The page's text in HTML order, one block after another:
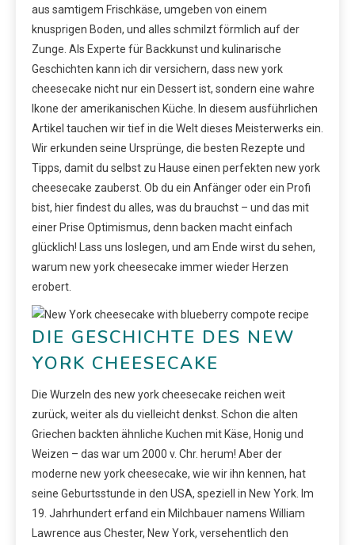
aus samtigem Frischkäse, umgeben von einem
knusprigen Boden, und alles schmilzt förmlich auf der
Zunge. Als Experte für Backkunst und kulinarische
Geschichten kann ich dir versichern, dass new york
cheesecake nicht nur ein Dessert ist, sondern eine wahre
Ikone der amerikanischen Küche. In diesem ausführlichen
Artikel tauchen wir tief in die Welt dieses Meisterwerks ein.
Wir erkunden seine Ursprünge, die besten Rezepte und
Tipps, damit du selbst zu Hause einen perfekten new york
cheesecake zauberst. Ob du ein Anfänger oder ein Profi
bist, hier findest du alles, was du brauchst – und das mit
einer Prise Optimismus, denn backen macht einfach
glücklich! Lass uns loslegen, und am Ende wirst du sehen,
warum new york cheesecake immer wieder Herzen
erobert.
DIE GESCHICHTE DES NEW
YORK CHEESECAKE
Die Wurzeln des new york cheesecake reichen weit
zurück, weiter als du vielleicht denkst. Schon die alten
Griechen backten ähnliche Kuchen mit Käse, Honig und
Weizen – das war um 2000 v. Chr. herum! Aber der
moderne new york cheesecake, wie wir ihn kennen, hat
seine Geburtsstunde in den USA, speziell in New York. Im
19. Jahrhundert erfand ein Milchbauer namens William
Lawrence aus Chester, New York, versehentlich den